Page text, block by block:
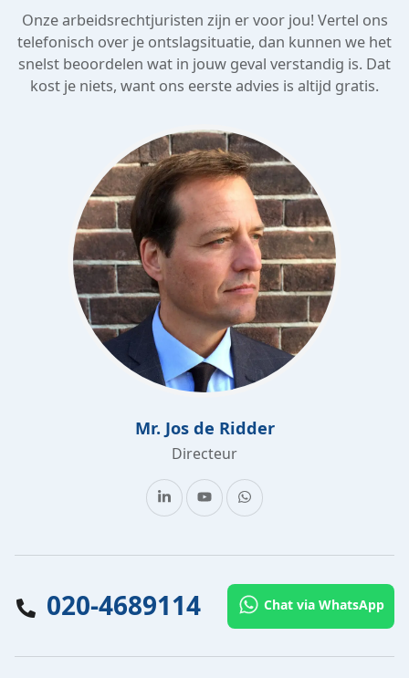
Onze arbeidsrechtjuristen zijn er voor jou! Vertel ons
telefonisch over je ontslagsituatie, dan kunnen we het
snelst beoordelen wat in jouw geval verstandig is. Dat
kost je niets, want ons eerste advies is altijd gratis.
Mr. Jos de Ridder
Directeur
020-4689114 Chat via WhatsApp